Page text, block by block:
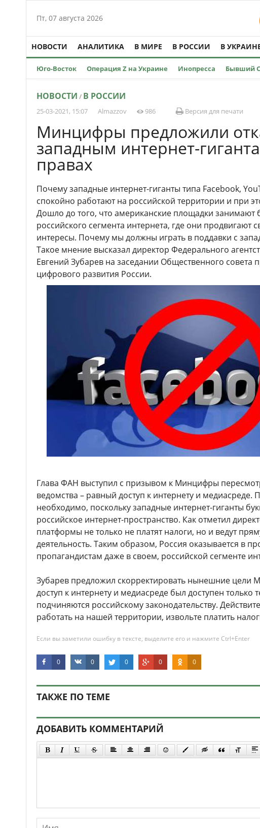
Пт, 07 августа 2026
НОВОСТИ АНАЛИТИКА В МИРЕ В РОССИИ В
Юго-Восток Операция Z на Украине Инопресса Бывший
НОВОСТИ / В РОССИИ
25-03-2021, 15:07 Almazzov 986 Версия для печати
Минцифры предложили
западным интернет-
правах
Почему западные интернет-гиганты типа Facebook,
спокойно работают на российской территории и при
Дошло до того, что американские площадки занимают
российского сегмента интернета, где они продвигают
интересы. Почему мы должны играть в поддавки с
Такое мнение высказал директор Федерального
Евгений Зубарев на заседании Общественного совета
цифрового развития России.
Глава ФАН выступил с призывом к Минцифры
ведомства – равный доступ к интернету и медиасреде.
необходимо, поскольку западные интернет-гиганты
российское интернет-пространство. Как отметил
платформы не только не платят налоги, но и ведут
деятельность. Таким образом, Россия оказывается в
пропагандистам даже в своем, российской сегменте
Зубарев предложил скорректировать нынешние
доступ к интернету и медиасреде был доступен только
подчиняются российскому законодательству.
работать на нашей территории, извольте платить
Если вы заметили ошибку в тексте, выделите его и нажмите Ctrl+Enter
0 0 0 0 0
ТАКЖЕ ПО ТЕМЕ
ДОБАВИТЬ КОММЕНТАРИЙ